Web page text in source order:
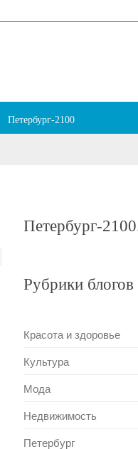
Петербург-2100
Петербург-
Рубрики блогов
Красота и здоровье
Культура
Мода
Недвижимость
Петербург